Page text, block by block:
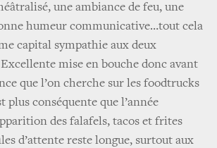
une ambiance de feu, une
humeur communicative…tout cela
capital sympathie aux deux
mise en bouche donc avant
que l’on cherche sur les foodtrucks
plus conséquente que l’année
des falafels, tacos et frites
d’attente reste longue, surtout aux